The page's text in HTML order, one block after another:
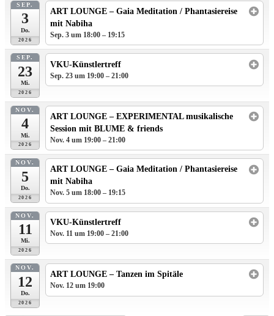
SEP.
3
Do.
2026
ART LOUNGE – Gaia Meditation / Phantasiereise
mit Nabiha
Sep. 3 um 18:00 – 19:15
SEP.
23
Mi.
2026
VKU-Künstlertreff
Sep. 23 um 19:00 – 21:00
NOV.
4
Mi.
2026
ART LOUNGE – EXPERIMENTAL musikalische
Session mit BLUME & friends
Nov. 4 um 19:00 – 21:00
NOV.
5
Do.
2026
ART LOUNGE – Gaia Meditation / Phantasiereise
mit Nabiha
Nov. 5 um 18:00 – 19:15
NOV.
11
Mi.
2026
VKU-Künstlertreff
Nov. 11 um 19:00 – 21:00
NOV.
12
Do.
2026
ART LOUNGE – Tanzen im Spitäle
Nov. 12 um 19:00